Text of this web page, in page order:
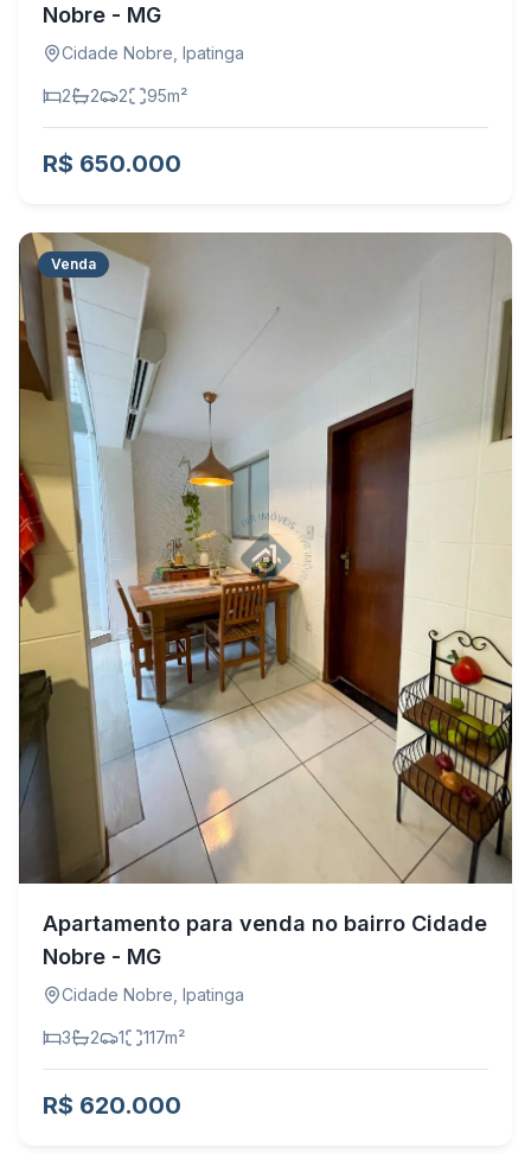
Nobre - MG
Cidade Nobre Ipatinga
2 2 2 95m²
R$ 650.000
Venda
Apartamento para venda no bairro Cidade
Nobre - MG
Cidade Nobre, Ipatinga
3 2 1 117m²
R$ 620.000